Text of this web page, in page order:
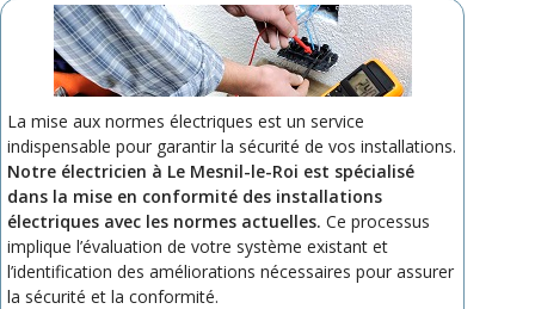
La mise aux normes électriques est un service
indispensable pour garantir la sécurité de vos installations.
Notre électricien à Le Mesnil-le-Roi est spécialisé
dans la mise en conformité des installations
électriques avec les normes actuelles. Ce processus
implique l’évaluation de votre système existant et
l’identification des améliorations nécessaires pour assurer
la sécurité et la conformité.